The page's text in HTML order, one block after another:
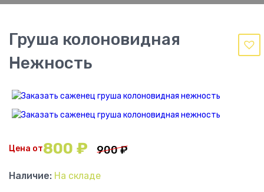
Груша колоновидная
Нежность
Цена от 900₽
800 ₽
Наличие: На складе